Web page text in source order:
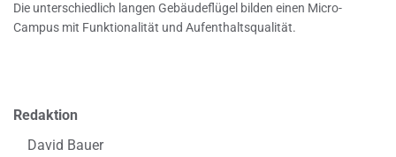
Die unterschiedlich langen Gebäudeflügel bilden einen Micro-
Campus mit Funktionalität und Aufenthaltsqualität.
Redaktion
David Bauer